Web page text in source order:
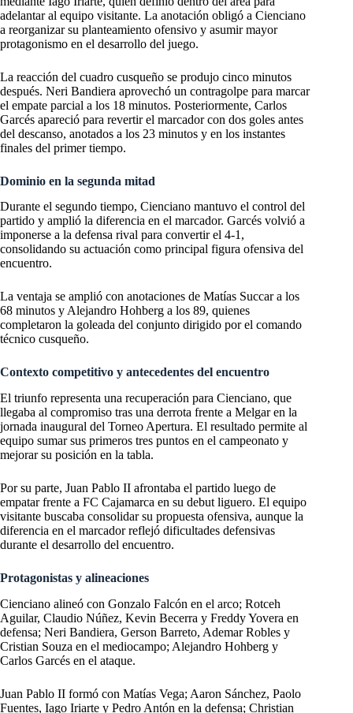
adelantar al equipo visitante. La anotación obligó a Cienciano
a reorganizar su planteamiento ofensivo y asumir mayor
protagonismo en el desarrollo del juego.
La reacción del cuadro cusqueño se produjo cinco minutos
después. Neri Bandiera aprovechó un contragolpe para marcar
el empate parcial a los 18 minutos. Posteriormente, Carlos
Garcés apareció para revertir el marcador con dos goles antes
del descanso, anotados a los 23 minutos y en los instantes
finales del primer tiempo.
Dominio en la segunda mitad
Durante el segundo tiempo, Cienciano mantuvo el control del
partido y amplió la diferencia en el marcador. Garcés volvió a
imponerse a la defensa rival para convertir el 4-1,
consolidando su actuación como principal figura ofensiva del
encuentro.
La ventaja se amplió con anotaciones de Matías Succar a los
68 minutos y Alejandro Hohberg a los 89, quienes
completaron la goleada del conjunto dirigido por el comando
técnico cusqueño.
Contexto competitivo y antecedentes del encuentro
El triunfo representa una recuperación para Cienciano, que
llegaba al compromiso tras una derrota frente a Melgar en la
jornada inaugural del Torneo Apertura. El resultado permite al
equipo sumar sus primeros tres puntos en el campeonato y
mejorar su posición en la tabla.
Por su parte, Juan Pablo II afrontaba el partido luego de
empatar frente a FC Cajamarca en su debut liguero. El equipo
visitante buscaba consolidar su propuesta ofensiva, aunque la
diferencia en el marcador reflejó dificultades defensivas
durante el desarrollo del encuentro.
Protagonistas y alineaciones
Cienciano alineó con Gonzalo Falcón en el arco; Rotceh
Aguilar, Claudio Núñez, Kevin Becerra y Freddy Yovera en
defensa; Neri Bandiera, Gerson Barreto, Ademar Robles y
Cristian Souza en el mediocampo; Alejandro Hohberg y
Carlos Garcés en el ataque.
Juan Pablo II formó con Matías Vega; Aaron Sánchez, Paolo
Fuentes, Iago Iriarte y Pedro Antón en la defensa; Christian